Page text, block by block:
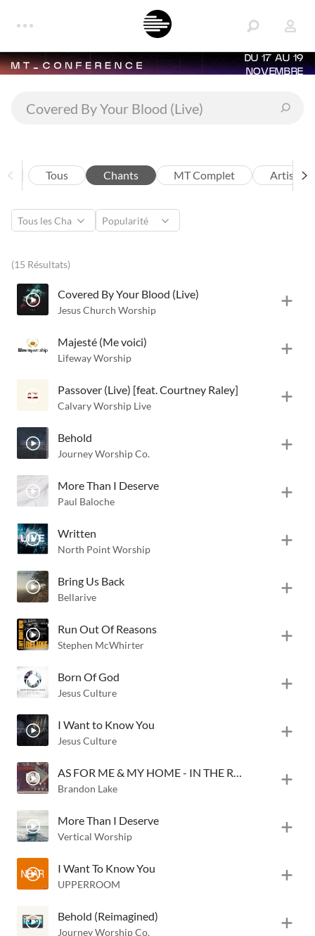
DU 17 AU 19
NOVEMBRE
Tous Chants MT Complet Artistes
(15 Résultats)
Covered By Your Blood (Live)
Jesus Church Worship
Majesté (Me voici)
Lifeway Worship
Passover (Live) [feat. Courtney Raley]
Calvary Worship Live
Behold
Journey Worship Co.
More Than I Deserve
Paul Baloche
Written
North Point Worship
Bring Us Back
Bellarive
Run Out Of Reasons
Stephen McWhirter
Born Of God
Jesus Culture
I Want to Know You
Jesus Culture
Brandon Lake
More Than I Deserve
Vertical Worship
I Want To Know You
UPPERROOM
Behold (Reimagined)
Journey Worship Co.